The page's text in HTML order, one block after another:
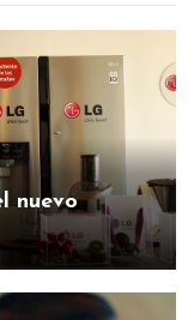
nuevo